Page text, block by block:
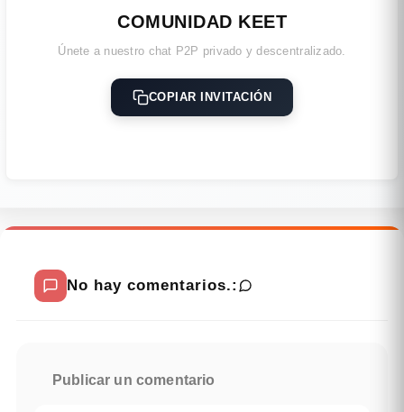
COMUNIDAD KEET
Únete a nuestro chat P2P privado y descentralizado.
COPIAR INVITACIÓN
No hay comentarios.:
Publicar un comentario